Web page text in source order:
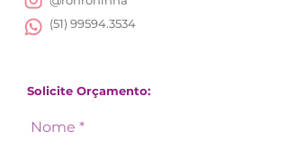
(51) 99594.3534
Solicite Orçamento:
Nome